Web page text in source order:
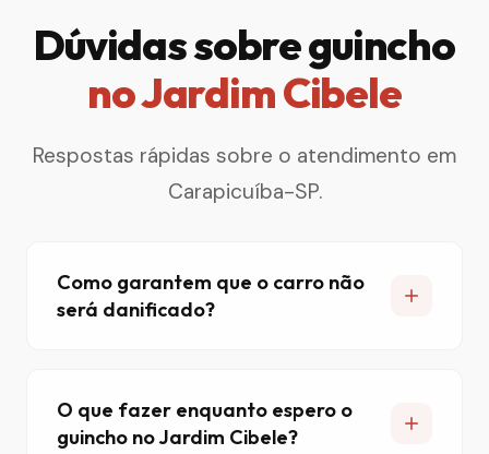
Dúvidas sobre guincho
no Jardim Cibele
Respostas rápidas sobre o atendimento em
Carapicuíba-SP.
Como garantem que o carro não
será danificado?
O que fazer enquanto espero o
guincho no Jardim Cibele?